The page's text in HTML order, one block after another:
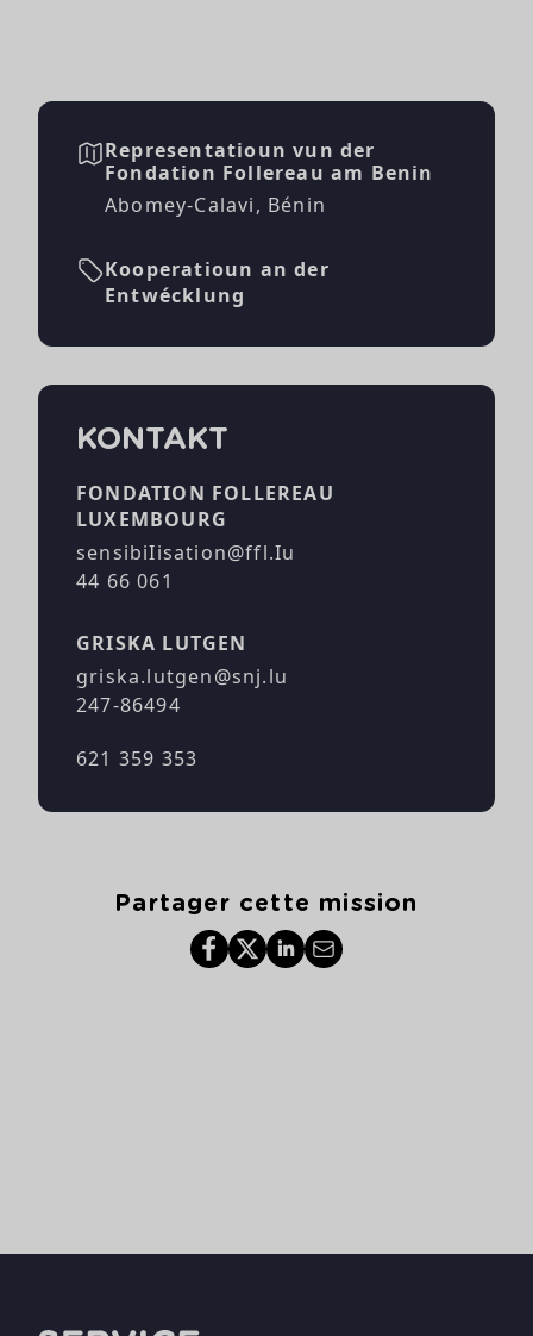
Representatioun vun der
Fondation Follereau am Benin
Abomey-Calavi, Bénin
Kooperatioun an der
Entwécklung
KONTAKT
FONDATION FOLLEREAU
LUXEMBOURG
sensibiIisation@ffl.Iu
44 66 061
GRISKA LUTGEN
griska.lutgen@snj.lu
247-86494
621 359 353
Partager cette mission